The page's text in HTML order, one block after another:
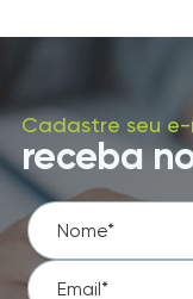
Cadastre seu
receba